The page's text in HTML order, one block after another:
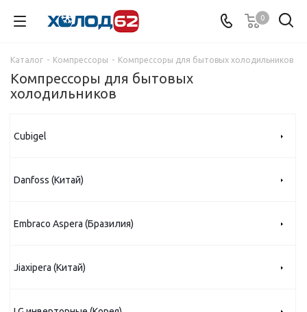
0
Каталог - Компрессоры - Компрессоры для бытовых холодильников
Компрессоры для бытовых
холодильников
Cubigel
Danfoss (Китай)
Embraco Aspera (Бразилия)
Jiaxipera (Китай)